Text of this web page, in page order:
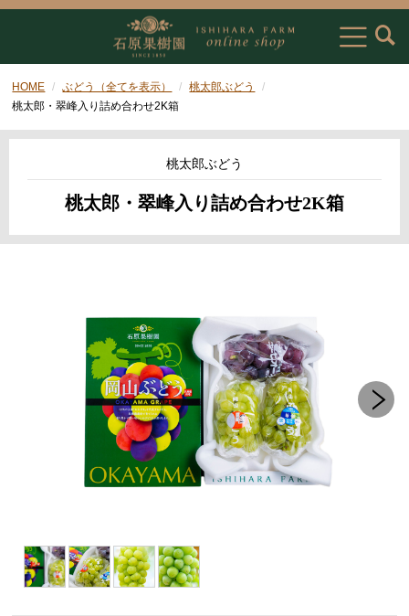
HOME ぶどう（全てを表示）
桃太郎ぶどう
桃太郎・翠峰入り詰め合わせ2K箱
桃太郎ぶどう
桃太郎・翠峰入り詰め合わせ2K箱